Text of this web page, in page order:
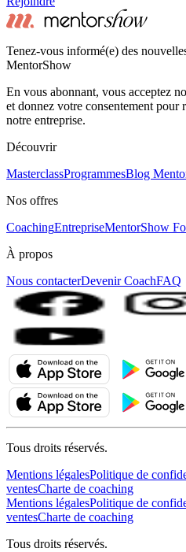
Tenez-vous informé(e) des
MentorShow
En vous abonnant, vous acceptez
et donnez votre consentement pour
notre entreprise.
Découvrir
MasterclassProgrammesBlog
Nos offres
CoachingEntrepriseMentorShow
À propos
Nous contacterDevenir CoachFAQ
Tous droits réservés.
Mentions légalesPolitique de
ventesCharte de coaching
Mentions légalesPolitique de
ventesCharte de coaching
Tous droits réservés.